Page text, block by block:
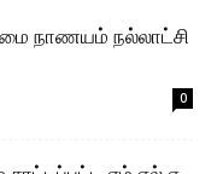
நாணயம் நல்லாட்சி
0